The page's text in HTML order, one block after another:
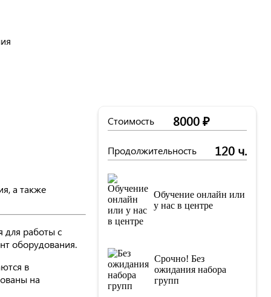
а также
для работы с
оборудования.
в
на
Стоимость 8000 ₽
Продолжительность 120 ч.
Обучение онлайн или
у нас в центре
Срочно! Без
ожидания набора
групп